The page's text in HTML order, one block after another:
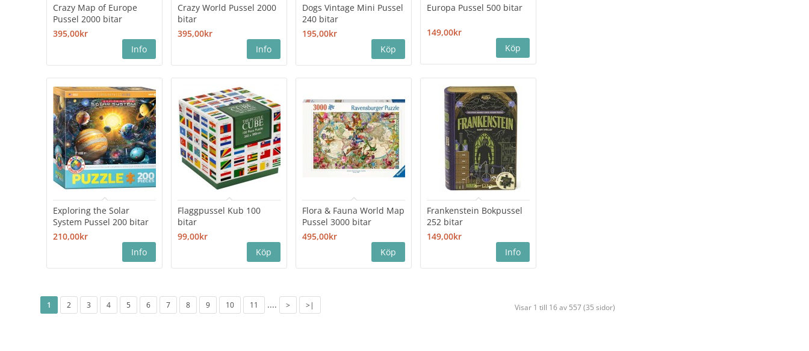
Crazy Map of Europe
Pussel 2000 bitar
395,00kr
Crazy World Pussel 2000
bitar
395,00kr
Dogs Vintage Mini Pussel
240 bitar
195,00kr
Europa Pussel 500 bitar
149,00kr
Exploring the Solar
System Pussel 200 bitar
210,00kr
Flaggpussel Kub 100
bitar
99,00kr
Flora & Fauna World Map
Pussel 3000 bitar
495,00kr
Frankenstein Bokpussel
252 bitar
149,00kr
1 2 3 4 5 6 7 8 9 10 11 .... > >| Visar 1 till 16 av 557 (35 sidor)